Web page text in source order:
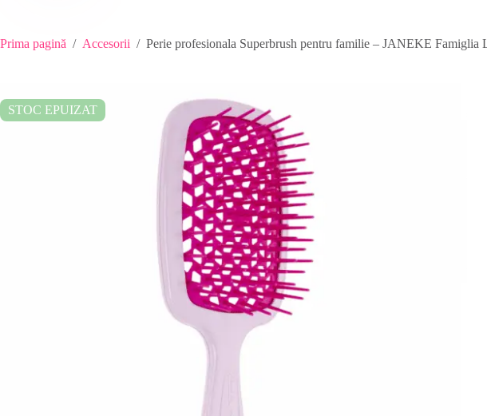
Prima pagină / Accesorii / Perie profesionala Superbrush pentru familie – JANEKE
STOC EPUIZAT